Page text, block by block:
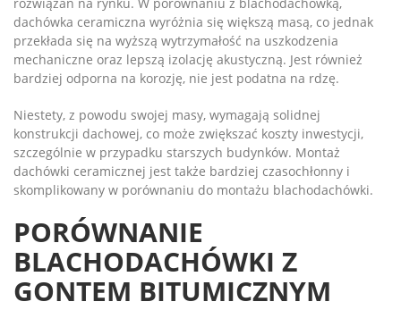
dachówka ceramiczna wyróżnia się większą masą, co jednak
przekłada się na wyższą wytrzymałość na uszkodzenia
mechaniczne oraz lepszą izolację akustyczną. Jest również
bardziej odporna na korozję, nie jest podatna na rdzę.
Niestety, z powodu swojej masy, wymagają solidnej
konstrukcji dachowej, co może zwiększać koszty inwestycji,
szczególnie w przypadku starszych budynków. Montaż
dachówki ceramicznej jest także bardziej czasochłonny i
skomplikowany w porównaniu do montażu blachodachówki.
PORÓWNANIE
BLACHODACHÓWKI Z
GONTEM BITUMICZNYM